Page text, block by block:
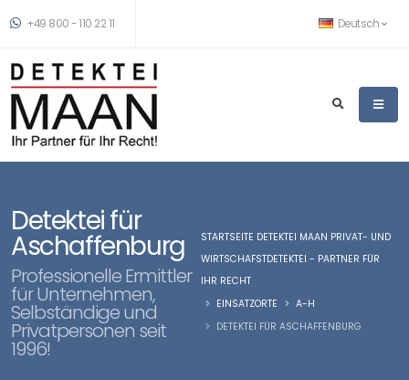
+49 800 - 110 22 11 Deutsch
Detektei für
Aschaffenburg
Professionelle Ermittler
für Unternehmen,
Selbständige und
Privatpersonen seit
1996!
STARTSEITE DETEKTEI MAAN PRIVAT- UND
WIRTSCHAFSTDETEKTEI - PARTNER FÜR
IHR RECHT
EINSATZORTE
A-H
DETEKTEI FÜR ASCHAFFENBURG